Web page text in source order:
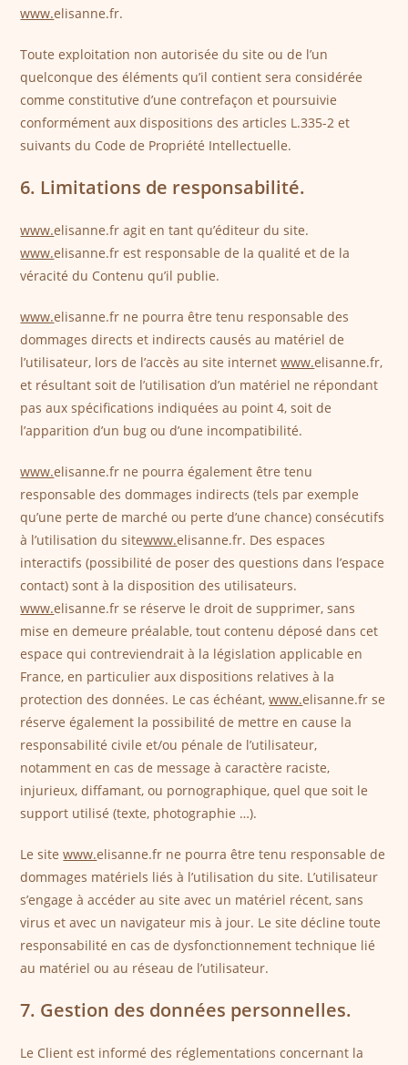
www.elisanne.fr.
Toute exploitation non autorisée du site ou de l’un
quelconque des éléments qu’il contient sera considérée
comme constitutive d’une contrefaçon et poursuivie
conformément aux dispositions des articles L.335-2 et
suivants du Code de Propriété Intellectuelle.
6. Limitations de responsabilité.
www.elisanne.fr agit en tant qu’éditeur du site.
www.elisanne.fr est responsable de la qualité et de la
véracité du Contenu qu’il publie.
www.elisanne.fr ne pourra être tenu responsable des
dommages directs et indirects causés au matériel de
l’utilisateur, lors de l’accès au site internetwww.elisanne.fr,
et résultant soit de l’utilisation d’un matériel ne répondant
pas aux spécifications indiquées au point 4, soit de
l’apparition d’un bug ou d’une incompatibilité.
www.elisanne.fr ne pourra également être tenu
responsable des dommages indirects (tels par exemple
qu’une perte de marché ou perte d’une chance) consécutifs
à l’utilisation du sitewww.elisanne.fr. Des espaces
interactifs (possibilité de poser des questions dans l’espace
contact) sont à la disposition des utilisateurs.
www.elisanne.fr se réserve le droit de supprimer, sans
mise en demeure préalable, tout contenu déposé dans cet
espace qui contreviendrait à la législation applicable en
France, en particulier aux dispositions relatives à la
protection des données. Le cas échéant,www.elisanne.fr se
réserve également la possibilité de mettre en cause la
responsabilité civile et/ou pénale de l’utilisateur,
notamment en cas de message à caractère raciste,
injurieux, diffamant, ou pornographique, quel que soit le
support utilisé (texte, photographie …).
Le sitewww.elisanne.fr ne pourra être tenu responsable de
dommages matériels liés à l’utilisation du site. L’utilisateur
s’engage à accéder au site avec un matériel récent, sans
virus et avec un navigateur mis à jour. Le site décline toute
responsabilité en cas de dysfonctionnement technique lié
au matériel ou au réseau de l’utilisateur.
7. Gestion des données personnelles.
Le Client est informé des réglementations concernant la